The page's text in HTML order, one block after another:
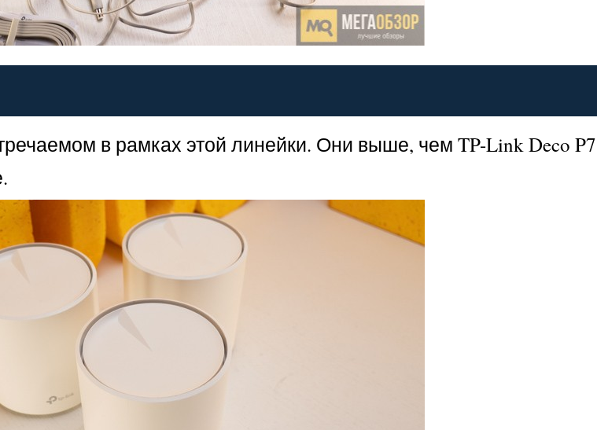
в рамках этой линейки. Они выше, чем TP-Link Deco